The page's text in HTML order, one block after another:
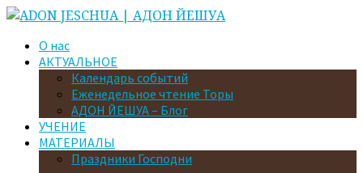
О нас
АКТУАЛЬНОЕ
Календарь событий
Еженедельное чтение Торы
АДОН ЙЕШУА – Блог
УЧЕНИЕ
МАТЕРИАЛЫ
Праздники Господни